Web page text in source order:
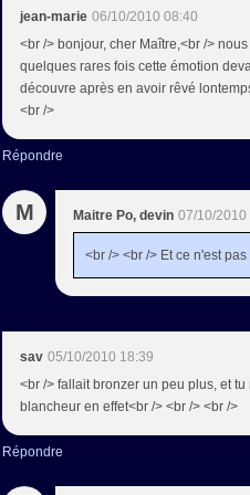
jean-marie 06/10/2010 08:40
<br /> bonjour, cher Maître,<br />
quelques rares fois cette émotion
découvre après en avoir rêvé
<br />
Répondre
M Maitre Po, devin 07/10/2010
<br /> <br /> Et ce n'est
sav 05/10/2010 18:39
<br /> fallait bronzer un peu plus, et
blancheur en effet<br /> <br /> <br />
Répondre